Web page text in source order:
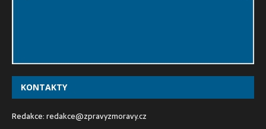
KONTAKTY
Redakce:redakce@zpravyzmoravy.cz